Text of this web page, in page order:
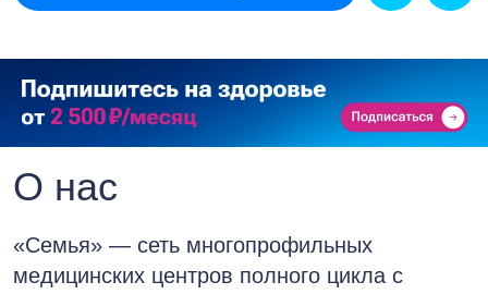
О нас
«Семья» — сеть многопрофильных
медицинских центров полного цикла c